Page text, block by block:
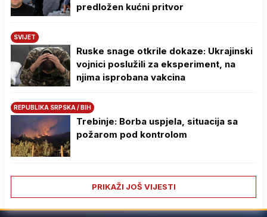
predložen kućni pritvor
SVIJET
Ruske snage otkrile dokaze: Ukrajinski
vojnici poslužili za eksperiment, na
njima isprobana vakcina
REPUBLIKA SRPSKA / BIH
Trebinje: Borba uspjela, situacija sa
požarom pod kontrolom
PRIKAŽI JOŠ VIJESTI